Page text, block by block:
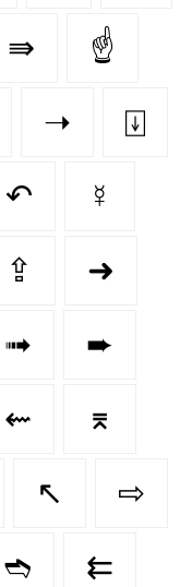
⇛ ☝
➝ ⍗
↶ ☿
⇪ ➜
➟ ➨
⇜ ⌆
↖️ ⇨
➬ ⇇